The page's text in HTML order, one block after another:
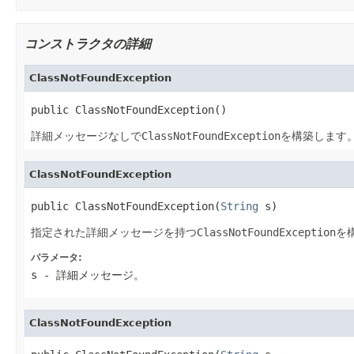
コンストラクタの詳細
ClassNotFoundException
public ClassNotFoundException()
詳細メッセージなしでClassNotFoundExceptionを構築します。
ClassNotFoundException
public ClassNotFoundException(String s)
指定された詳細メッセージを持つClassNotFoundExceptionを
パラメータ:
s - 詳細メッセージ。
ClassNotFoundException